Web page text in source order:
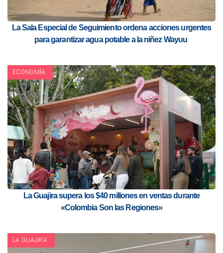
La Sala Especial de Seguimiento ordena acciones urgentes
para garantizar agua potable a la niñez Wayuu
ECONOMÍA
La Guajira supera los $40 millones en ventas durante
«Colombia Son las Regiones»
LA GUAJIRA